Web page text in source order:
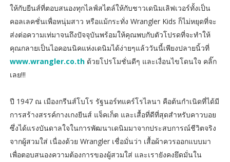
ให้กับยีนส์ที่ตอบสนองทุกไลฟ์สไตล์ให้กับชาวเดนิมเลิฟเวอร์ทั้งเป็น
คอลเลคชั่นเพื่อหนุ่มสาว หรือแม้กระทั่ง Wrangler Kids ก็ไม่หยุดที่จะ
ส่งต่อความเท่มาจนถึงปัจจุบันพร้อมให้คุณพบกับตัวโปรดที่จะทำให้
คุณกลายเป็นไอคอนนิคแห่งเดนิมได้ง่ายๆแล้ววันนี้เพียงปลายนิ้วที่
www.wrangler.co.thด้วยโปรโมชั่นดีๆ และเงื่อนไขโดนใจ คลิ๊ก
เลย!!!
ปี 1947 ณ เมืองกรีนส์โบโร รัฐนอร์ทแคร์โรไลนา คือต้นกำเนิดที่ได้มี
การสร้างสรรค์กางเกงยีนส์ แจ็คเก็ต และเสื้อที่ดีที่สุดสำหรับคาวบอย
ซึ่งได้แรงบันดาลใจในการพัฒนาเดนิมมาจากประสบการณ์ชีวิตจริง
จากผู้สวมใส่ เนื่องด้วย Wrangler เชื่อมั่นว่า เสื้อผ้าควรออกแบบมา
เพื่อตอบสนองความต้องการของผู้สวมใส่ และเรายังคงยึดมั่นใน